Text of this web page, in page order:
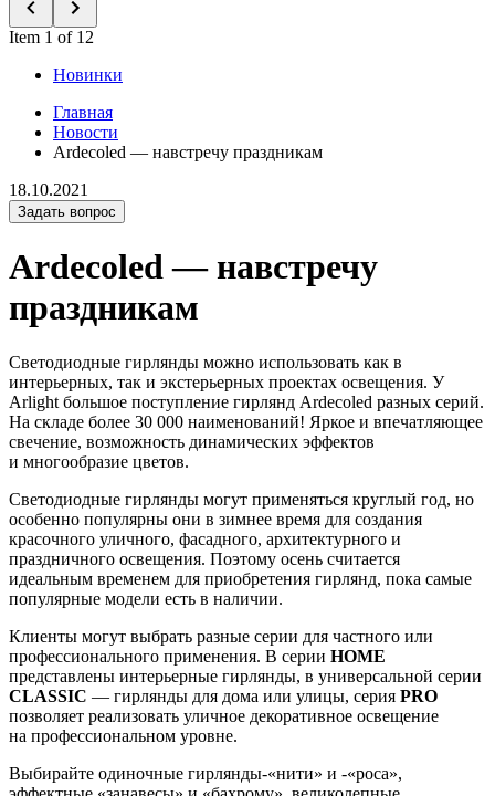
Item 1 of 12
Новинки
Главная
Новости
Ardecoled — навстречу праздникам
18.10.2021
Задать вопрос
Ardecoled — навстречу
праздникам
Светодиодные гирлянды можно использовать как в
интерьерных, так и экстерьерных проектах освещения. У
Arlight большое поступление гирлянд Ardecoled разных серий.
На складе более 30 000 наименований! Яркое и впечатляющее
свечение, возможность динамических эффектов
и многообразие цветов.
Светодиодные гирлянды могут применяться круглый год, но
особенно популярны они в зимнее время для создания
красочного уличного, фасадного, архитектурного и
праздничного освещения. Поэтому осень считается
идеальным временем для приобретения гирлянд, пока самые
популярные модели есть в наличии.
Клиенты могут выбрать разные серии для частного или
профессионального применения. В серии HOME
представлены интерьерные гирлянды, в универсальной серии
CLASSIC — гирлянды для дома или улицы, серия PRO
позволяет реализовать уличное декоративное освещение
на профессиональном уровне.
Выбирайте одиночные гирлянды-«нити» и -«роса»,